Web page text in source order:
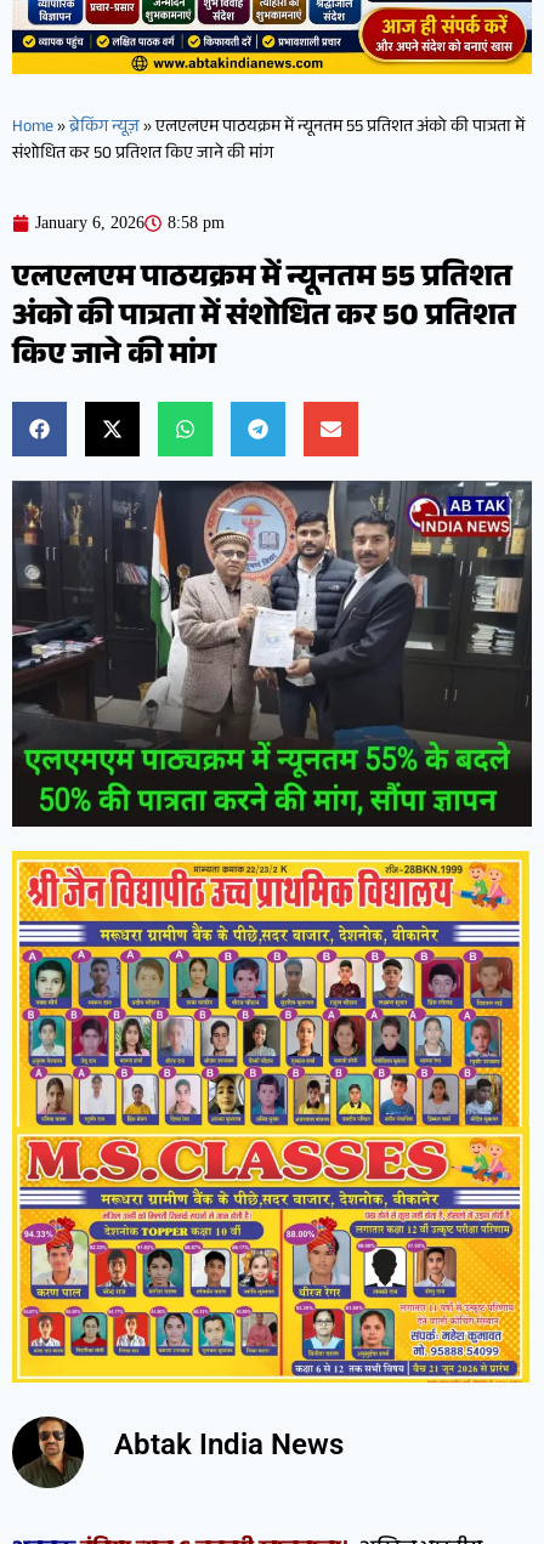
Home»ब्रेकिंग न्यूज़»एलएलएम पाठयक्रम में न्यूनतम 55 प्रतिशत अंको की पात्रता में
संशोधित कर 50 प्रतिशत किए जाने की मांग
January 6, 2026 8:58 pm
एलएलएम पाठयक्रम में न्यूनतम 55 प्रतिशत
अंको की पात्रता में संशोधित कर 50 प्रतिशत
किए जाने की मांग
Abtak India News